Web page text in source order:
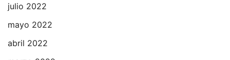
julio 2022
mayo 2022
abril 2022